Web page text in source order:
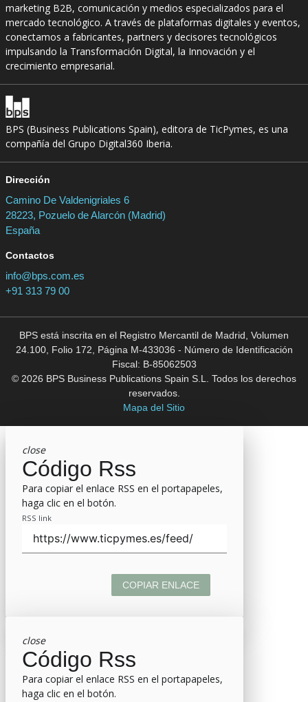
marketing B2B, comunicación y medios especializados para el
mercado tecnológico. A través de plataformas digitales y eventos,
conectamos a fabricantes, partners y decisores tecnológicos
impulsando la Transformación Digital, la Innovación y el
crecimiento empresarial.
BPS (Business Publications Spain), editora de TicPymes, es una
compañía del Grupo Digital360 Iberia.
Dirección
Camino De Valdenigriales 6
28223, Pozuelo de Alarcón (Madrid)
España
Contactos
info@bps.com.es
+91 313 79 00
BPS está inscrita en el Registro Mercantil de Madrid, Volumen
24.100, Folio 172, Página M-433036 - Número de Identificación
Fiscal: B-85062503
© 2026 BPS Business Publications Spain S.L. Todos los derechos
reservados.
Mapa del Sitio
close
Código Rss
Para copiar el enlace RSS en el portapapeles,
haga clic en el botón.
RSS link
COPIAR ENLACE
close
Código Rss
Para copiar el enlace RSS en el portapapeles,
haga clic en el botón.